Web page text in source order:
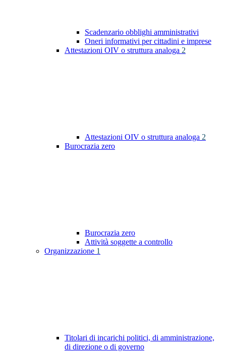
Scadenzario obblighi amministrativi
Oneri informativi per cittadini e imprese
Attestazioni OIV o struttura analoga 2
Attestazioni OIV o struttura analoga 2
Burocrazia zero
Burocrazia zero
Attività soggette a controllo
Organizzazione 1
Titolari di incarichi politici, di amministrazione,
di direzione o di governo